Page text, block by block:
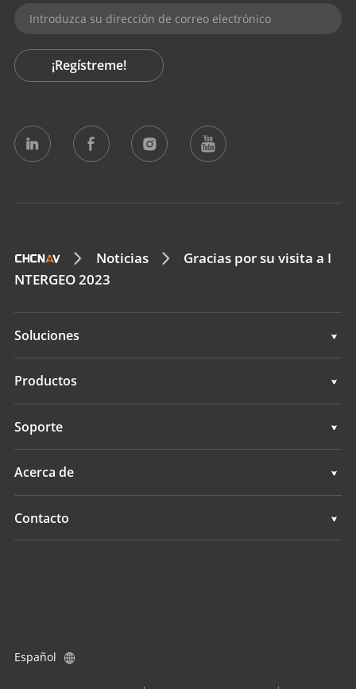
¡Regístreme!
Noticias
Gracias por su visita a I
NTERGEO 2023
Soluciones
Soluciones
Productos
Sistemas de dirección automática
Sistemas de nivelación de terrenos
Soporte
Soporte
Acerca de
Descripción general
Contacto
Español